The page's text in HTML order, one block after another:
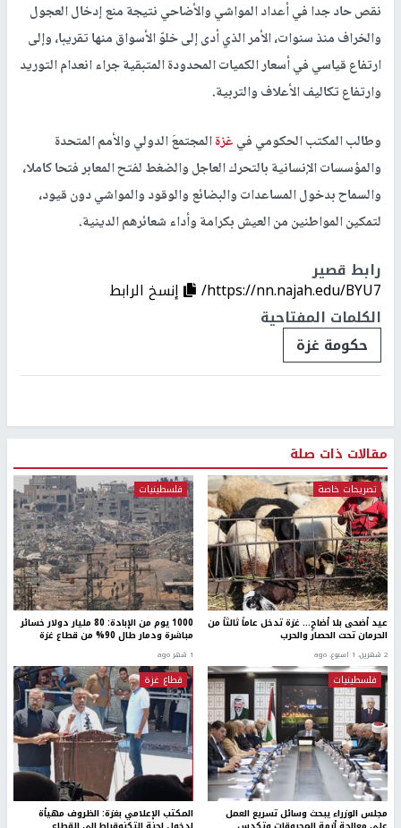
نقص حاد جدا في أعداد المواشي والأضاحي نتيجة منع إدخال العجول
والخراف منذ سنوات، الأمر الذي أدى إلى خلوّ الأسواق منها تقريبا، وإلى
ارتفاع قياسي في أسعار الكميات المحدودة المتبقية جراء انعدام التوريد
وارتفاع تكاليف الأعلاف والتربية.
وطالب المكتب الحكومي فيغزةالمجتمعَ الدولي والأمم المتحدة
والمؤسسات الإنسانية بالتحرك العاجل والضغط لفتح المعابر فتحا كاملا،
والسماح بدخول المساعدات والبضائع والوقود والمواشي دون قيود،
لتمكين المواطنين من العيش بكرامة وأداء شعائرهم الدينية.
رابط قصير
https://nn.najah.edu/BYU7/
إنسخ الرابط
الكلمات المفتاحية
حكومة غزة
مقالات ذات صلة
تصريحات خاصة
عيد أضحى بلا أضاحٍ… غزة تدخل عاماً ثالثاً من
الحرمان تحت الحصار والحرب
2 شهرين، 1 اسبوع. ago
فلسطينيات
1000 يوم من الإبادة: 80 مليار دولار خسائر
مباشرة ودمار طال 90% من قطاع غزة
1 شهر ago
فلسطينيات
مجلس الوزراء يبحث وسائل تسريع العمل
قطاع غزة
المكتب الإعلامي بغزة: الظروف مهيأة